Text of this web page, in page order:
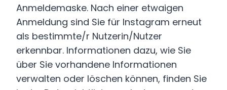
Anmeldemaske. Nach einer etwaigen
Anmeldung sind Sie für Instagram erneut
als bestimmte/r Nutzerin/Nutzer
erkennbar. Informationen dazu, wie Sie
über Sie vorhandene Informationen
verwalten oder löschen können, finden Sie